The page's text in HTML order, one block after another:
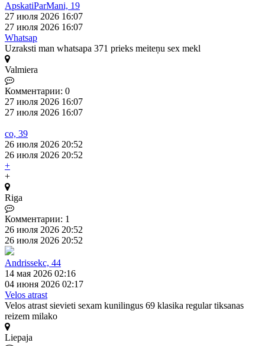
ApskatiParMani, 19
27 июля 2026 16:07
27 июля 2026 16:07
Whatsap
Uzraksti man whatsapa 371 prieks meiteņu sex mekl
Valmiera
Комментарии: 0
27 июля 2026 16:07
27 июля 2026 16:07
co, 39
26 июля 2026 20:52
26 июля 2026 20:52
+
+
Riga
Комментарии: 1
26 июля 2026 20:52
26 июля 2026 20:52
Andrissekc, 44
14 мая 2026 02:16
04 июня 2026 02:17
Velos atrast
Velos atrast sievieti sexam kunilingus 69 klasika regular tiksanas
reizem milako
Liepaja